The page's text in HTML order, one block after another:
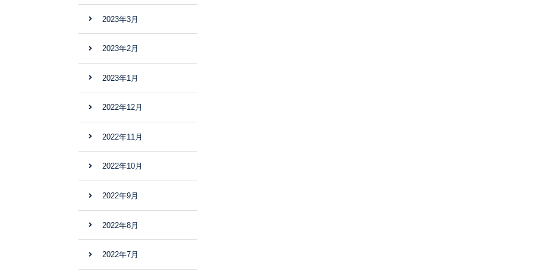
2023年3月
2023年2月
2023年1月
2022年12月
2022年11月
2022年10月
2022年9月
2022年8月
2022年7月